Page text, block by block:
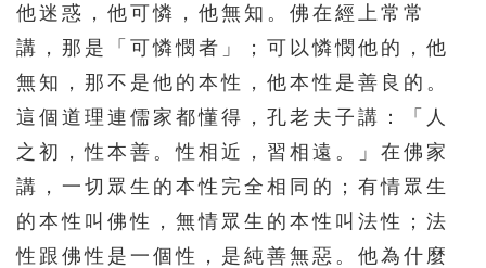
他迷惑，他可憐，他無知。佛在經上常常
講，那是「可憐憫者」；可以憐憫他的，他
無知，那不是他的本性，他本性是善良的。
這個道理連儒家都懂得，孔老夫子講：「人
之初，性本善。性相近，習相遠。」在佛家
講，一切眾生的本性完全相同的；有情眾生
的本性叫佛性，無情眾生的本性叫法性；法
性跟佛性是一個性，是純善無惡。他為什麼